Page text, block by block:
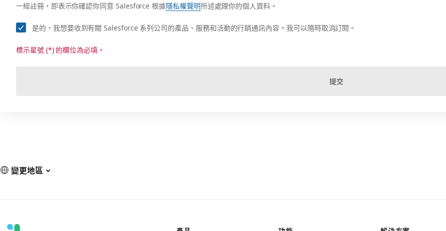
一經註冊，即表示你確認你同意 Salesforce 根據隱私權聲明所述處理你的個人資料。
是的，我想要收到有關 Salesforce 系列公司的產品、服務和活動的行銷通訊內容。我可以隨時取消訂閱。
標示星號 (*) 的欄位為必填。
提交
變更地區